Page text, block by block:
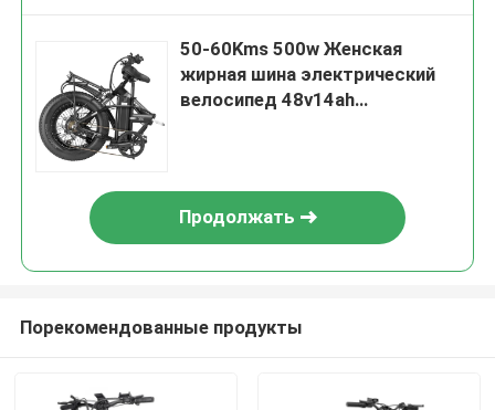
50-60Kms 500w Женская
жирная шина электрический
велосипед 48v14ah
Продолжать
Порекомендованные продукты